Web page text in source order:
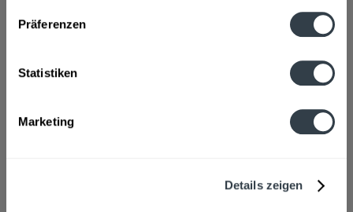
Präferenzen
Statistiken
Marketing
Details zeigen
Limettensaftkonzentrat (3%), natürliches Aroma,
Säuerungsmittel Zitronensäure, Antioxidationsmittel
Carotin.Erfrischungsgetränk mit Maracuja und
LimettengeschmackFruchtgehalt: 10%
Anmerkung: Sofern Allergene vorhanden sind, sind diese
mittels Großbuchstaben besonders hervorgehoben
mehr